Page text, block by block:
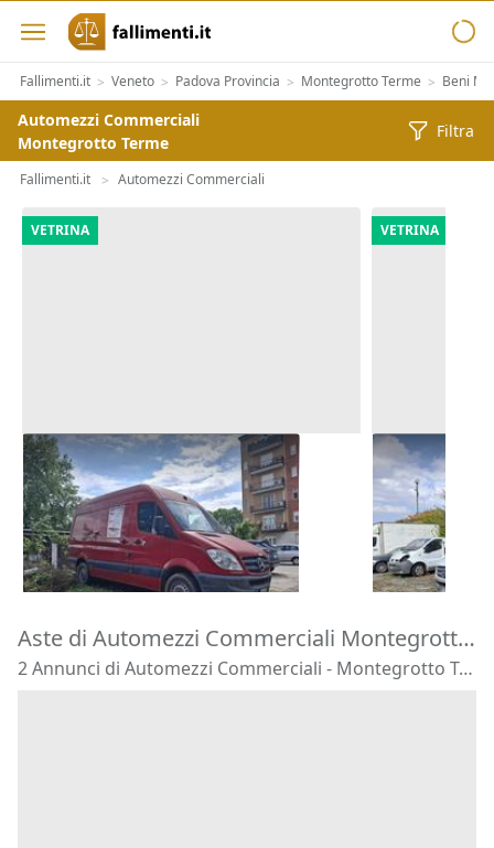
Fallimenti.it > Veneto > Padova Provincia > Montegrotto Terme > Beni
Automezzi Commerciali
Montegrotto Terme
Filtra
Fallimenti.it > Automezzi Commerciali
VETRINA
Furgone Mercedes Sprinter
Melegnano (Milano)
1.750 €
21/09/2026
VETRINA
Furgone
Sprinter
Melegnano
1.250 €
21/09/2026
Aste di Automezzi Commerciali Montegrotto Terme
2 Annunci di Automezzi Commerciali - Montegrotto Terme